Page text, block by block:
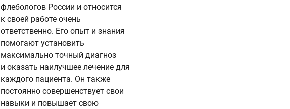
флебологов России и относится
к своей работе очень
ответственно. Его опыт и знания
помогают установить
максимально точный диагноз
и оказать наилучшее лечение для
каждого пациента. Он также
постоянно совершенствует свои
навыки и повышает свою